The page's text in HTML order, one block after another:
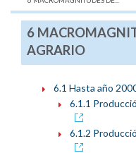
6
AGRARIO
6.1 Hasta año
6.1.1
6.1.2